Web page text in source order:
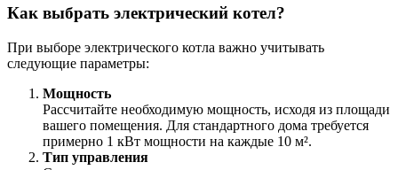
Как выбрать электрический котел?
При выборе электрического котла важно учитывать
следующие параметры:
Мощность
Рассчитайте необходимую мощность, исходя из площади
вашего помещения. Для стандартного дома требуется
примерно 1 кВт мощности на каждые 10 м².
Тип управления